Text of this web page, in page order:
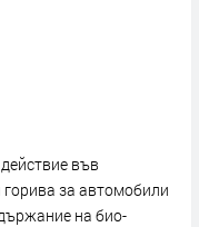
във
за автомобили
на био-